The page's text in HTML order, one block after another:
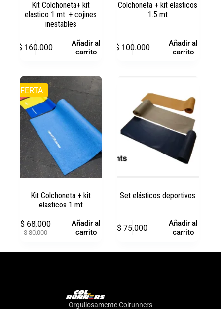
Kit Colchoneta+ kit
elastico 1 mt. + cojines
inestables
$ 160.000
Añadir al
carrito
Colchoneta + kit elasticos
1.5 mt
$100.000
Añadir al
carrito
OFERTA
Kit Colchoneta + kit
elasticos 1 mt
$80.000
$68.000
Añadir al
carrito
Set elásticos deportivos
$ 75.000
Añadir al
carrito
Orgullosamente Colrunners